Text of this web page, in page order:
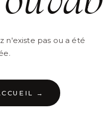
n'existe pas ou a été
→